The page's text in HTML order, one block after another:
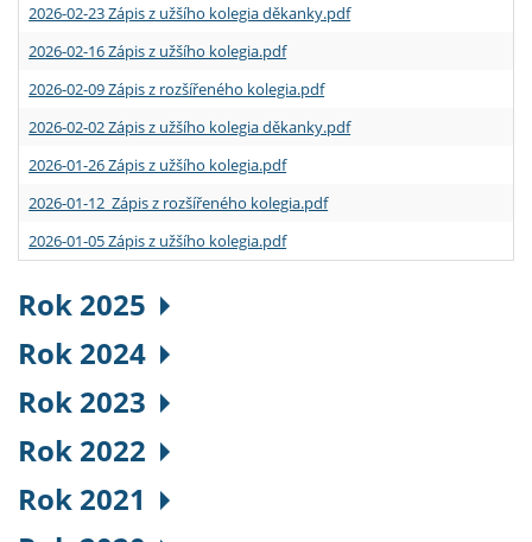
2026-02-23 Zápis z užšího kolegia děkanky.pdf
2026-02-16 Zápis z užšího kolegia.pdf
2026-02-09 Zápis z rozšířeného kolegia.pdf
2026-02-02 Zápis z užšího kolegia děkanky.pdf
2026-01-26 Zápis z užšího kolegia.pdf
2026-01-12 Zápis z rozšířeného kolegia.pdf
2026-01-05 Zápis z užšího kolegia.pdf
Rok 2025
Rok 2024
Rok 2023
Rok 2022
Rok 2021